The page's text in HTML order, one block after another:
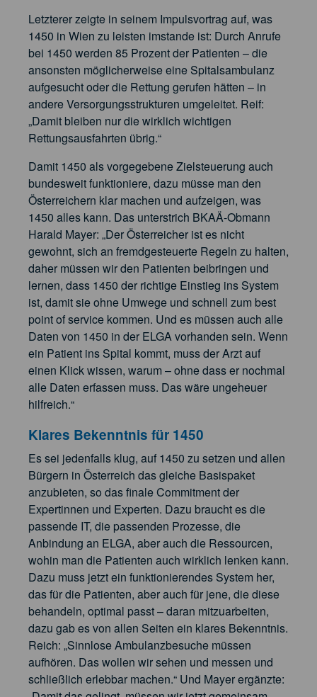
Letzterer zeigte in seinem Impulsvortrag auf, was
1450 in Wien zu leisten imstande ist: Durch Anrufe
bei 1450 werden 85 Prozent der Patienten – die
ansonsten möglicherweise eine Spitalsambulanz
aufgesucht oder die Rettung gerufen hätten – in
andere Versorgungsstrukturen umgeleitet. Reif:
„Damit bleiben nur die wirklich wichtigen
Rettungsausfahrten übrig.“
Damit 1450 als vorgegebene Zielsteuerung auch
bundesweit funktioniere, dazu müsse man den
Österreichern klar machen und aufzeigen, was
1450 alles kann. Das unterstrich BKAÄ-Obmann
Harald Mayer: „Der Österreicher ist es nicht
gewohnt, sich an fremdgesteuerte Regeln zu halten,
daher müssen wir den Patienten beibringen und
lernen, dass 1450 der richtige Einstieg ins System
ist, damit sie ohne Umwege und schnell zum best
point of service kommen. Und es müssen auch alle
Daten von 1450 in der ELGA vorhanden sein. Wenn
ein Patient ins Spital kommt, muss der Arzt auf
einen Klick wissen, warum – ohne dass er nochmal
alle Daten erfassen muss. Das wäre ungeheuer
hilfreich.“
Klares Bekenntnis für 1450
Es sei jedenfalls klug, auf 1450 zu setzen und allen
Bürgern in Österreich das gleiche Basispaket
anzubieten, so das finale Commitment der
Expertinnen und Experten. Dazu braucht es die
passende IT, die passenden Prozesse, die
Anbindung an ELGA, aber auch die Ressourcen,
wohin man die Patienten auch wirklich lenken kann.
Dazu muss jetzt ein funktionierendes System her,
das für die Patienten, aber auch für jene, die diese
behandeln, optimal passt – daran mitzuarbeiten,
dazu gab es von allen Seiten ein klares Bekenntnis.
Reich: „Sinnlose Ambulanzbesuche müssen
aufhören. Das wollen wir sehen und messen und
schließlich erlebbar machen.“ Und Mayer ergänzte: